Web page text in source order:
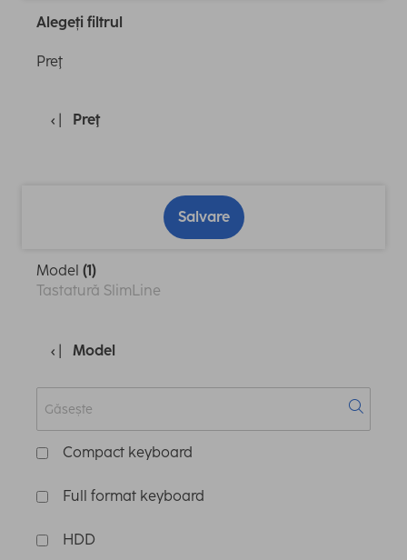
Alegeți filtrul
Preţ
Preţ
Salvare
Model (1)
Tastatură SlimLine
Model
Compact keyboard
Full format keyboard
HDD